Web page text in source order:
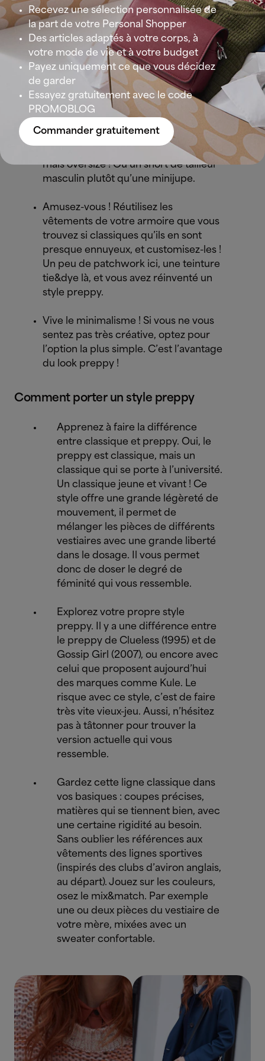
rockabilly, soit loin de l’effet
recherché!
On fonce
Innovez dans la couleur et dans les
tailles. Vous pouvez créer de
l’excentricité avec des pièces du
vestiaire preppy. Par exemple, avec
une chemise à rayures classique…
mais oversize ! Ou un short de tailleur
masculin plutôt qu’une minijupe.
Amusez-vous ! Réutilisez les
vêtements de votre armoire que vous
trouvez si classiques qu’ils en sont
presque ennuyeux, et customisez-les !
Un peu de patchwork ici, une teinture
tie&dye là, et vous avez réinventé un
style preppy.
Vive le minimalisme ! Si vous ne vous
sentez pas très créative, optez pour
l’option la plus simple. C’est l’avantage
du look preppy !
Comment porter un style preppy
Apprenez à faire la différence
entre classique et preppy. Oui, le
preppy est classique, mais un
classique qui se porte à l’université.
Un classique jeune et vivant ! Ce
style offre une grande légèreté de
mouvement, il permet de
mélanger les pièces de différents
vestiaires avec une grande liberté
dans le dosage. Il vous permet
donc de doser le degré de
féminité qui vous ressemble.
Explorez votre propre style
preppy. Il y a une différence entre
le preppy de Clueless (1995) et de
Gossip Girl (2007), ou encore avec
celui que proposent aujourd’hui
des marques comme Kule. Le
risque avec ce style, c’est de faire
très vite vieux-jeu. Aussi, n’hésitez
pas à tâtonner pour trouver la
version actuelle qui vous
ressemble.
Gardez cette ligne classique dans
vos basiques : coupes précises,
matières qui se tiennent bien, avec
une certaine rigidité au besoin.
Sans oublier les références aux
vêtements des lignes sportives
(inspirés des clubs d’aviron anglais,
au départ). Jouez sur les couleurs,
osez le mix&match. Par exemple
une ou deux pièces du vestiaire de
votre mère, mixées avec un
sweater confortable.
Recevez une sélection personnalisée de
la part de votre Personal Shopper
Des articles adaptés à votre corps, à
votre mode de vie et à votre budget
Payez uniquement ce que vous décidez
de garder
Essayez gratuitement avec le code
PROMOBLOG
Commander gratuitement